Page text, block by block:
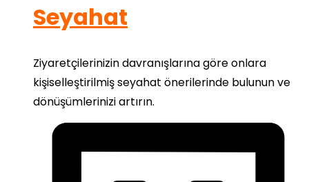
Seyahat
Ziyaretçilerinizin davranışlarına göre onlara
kişiselleştirilmiş seyahat önerilerinde bulunun ve
dönüşümlerinizi artırın.